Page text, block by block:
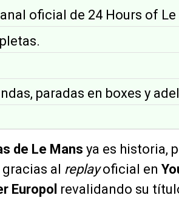
oficial de 24 Hours of
paradas en boxes y
de Le Mans ya es historia,
al replayoficial en
Europol revalidando su